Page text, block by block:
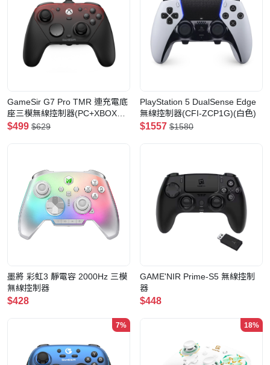
GameSir G7 Pro TMR 連充電底
座三模無線控制器(PC+XBOX有
線授權版-黑色)
$499 $629
PlayStation 5 DualSense Edge
無線控制器(CFI-ZCP1G)(白色)
$1557 $1580
墨將 彩虹3 靜電容 2000Hz 三模
無線控制器
$428
GAME'NIR Prime-S5 無線控制
器
$448
7% 18%